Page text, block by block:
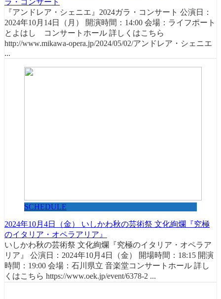
『アンドレア・シェニエ』2024ガラ・コンサート 公演日：
2024年10月14日（月） 開演時間：14:00 会場：ライフポート
とよはし コンサートホール 詳しくはこちら
http://www.mikawa-opera.jp/2024/05/02/アンドレア・シェニエ
...
SCHEDULE
2024年10月4日（金） いしかわ秋の芸術祭 文化絢爛『究極
のイタリア・オペラアリア』
いしかわ秋の芸術祭 文化絢爛『究極のイタリア・オペラア
リア』 公演日：2024年10月4日（金） 開場時間：18:15 開演
時間：19:00 会場：石川県立 音楽堂コンサートホール 詳し
くはこちら https://www.oek.jp/event/6378-2 ...